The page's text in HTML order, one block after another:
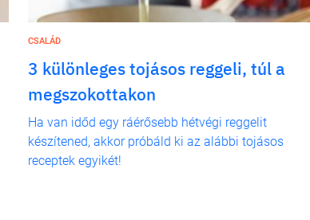
CSALÁD
3 különleges tojásos reggeli, túl a
megszokottakon
Ha van időd egy ráérősebb hétvégi reggelit
készítened, akkor próbáld ki az alábbi tojásos
receptek egyikét!